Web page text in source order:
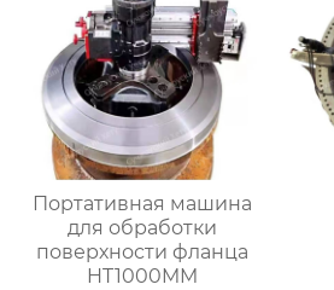
Портативная машина
для обработки
поверхности фланца
HT1000MM